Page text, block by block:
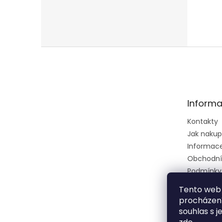
Tento
souhlas s
Kontakty
Jak
Ústřední
zkušební